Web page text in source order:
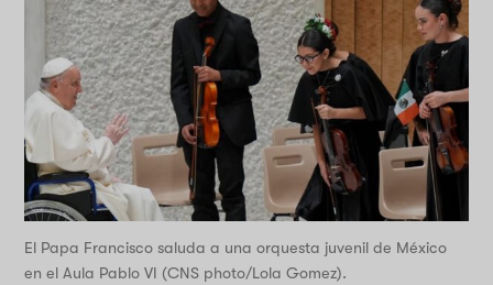
El Papa Francisco saluda a una orquesta juvenil de México
en el Aula Pablo VI (CNS photo/Lola Gomez).